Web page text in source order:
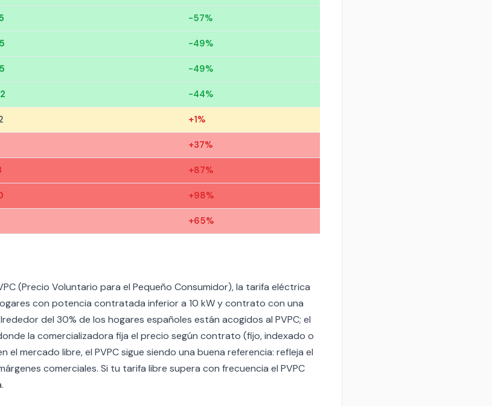
-57%
-49%
-49%
-44%
+1%
+37%
+87%
+98%
+65%
(Precio Voluntario para el Pequeño Consumidor), la tarifa eléctrica
con potencia contratada inferior a 10 kW y contrato con una
del 30% de los hogares españoles están acogidos al PVPC; el
la comercializadora fija el precio según contrato (fijo, indexado o
el mercado libre, el PVPC sigue siendo una buena referencia: refleja el
comerciales. Si tu tarifa libre supera con frecuencia el PVPC